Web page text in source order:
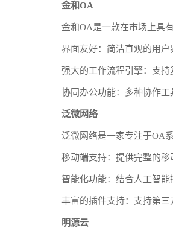
金和OA
金和OA是一款在市场上具
界面友好：简洁直观的用户
强大的工作流程引擎：支持
协同办公功能：多种协作工
泛微网络
泛微网络是一家专注于OA
移动端支持：提供完整的移
智能化功能：结合人工智能
丰富的插件支持：支持第三
明源云